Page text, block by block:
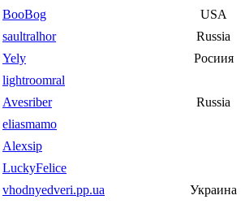
BooBog
USA
saultralhor
Russia
Yely
Росиия
lightroomral
Avesriber
Russia
eliasmamo
Alexsip
LuckyFelice
vhodnyedveri.pp.ua
Украина